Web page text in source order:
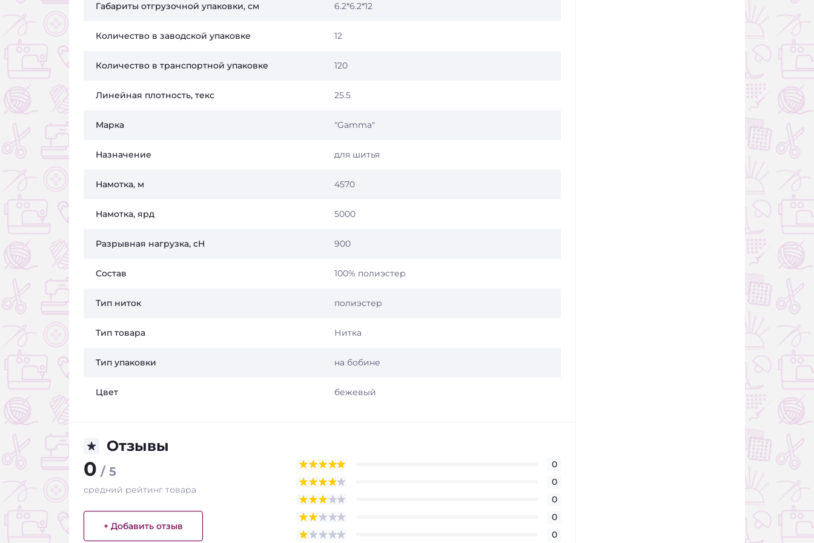
Габариты отгрузочной упаковки, см 6.2*6.2*12
Количество в заводской упаковке 12
Количество в транспортной упаковке 120
Линейная плотность, текс 25.5
Марка "Gamma"
Назначение для шитья
Намотка, м 4570
Намотка, ярд 5000
Разрывная нагрузка, сН 900
Состав 100% полиэстер
Тип ниток полиэстер
Тип товара Нитка
Тип упаковки на бобине
Цвет бежевый
Отзывы
0 / 5
средний рейтинг товара
+ Добавить отзыв
0
0
0
0
0